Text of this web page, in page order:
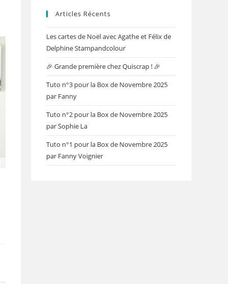
Articles Récents
Les cartes de Noël avec Agathe et Félix de
Delphine Stampandcolour
🎉 Grande première chez Quiscrap ! 🎉
Tuto n°3 pour la Box de Novembre 2025
par Fanny
Tuto n°2 pour la Box de Novembre 2025
par Sophie La
Tuto n°1 pour la Box de Novembre 2025
par Fanny Voignier